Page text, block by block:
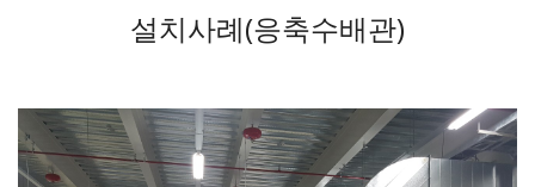
설치사례(응축수배관)